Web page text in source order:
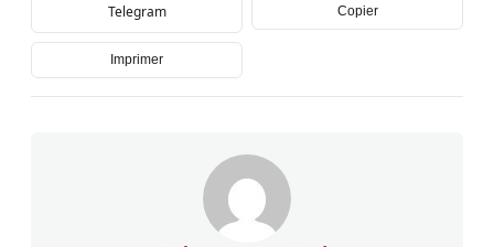
Telegram Copier
Imprimer